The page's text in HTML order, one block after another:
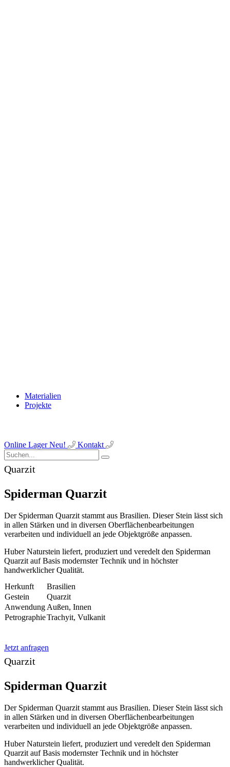
Materialien
Projekte
Online LagerNeu! Kontakt
Quarzit
Spiderman Quarzit
Der Spiderman Quarzit stammt aus Brasilien. Dieser Stein lässt sich
in allen Stärken und in diversen Oberflächenbearbeitungen
verarbeiten und individuell an jede Objektgröße anpassen.
Huber Naturstein liefert, produziert und veredelt den Spiderman
Quarzit auf Basis modernster Technik und in höchster
handwerklicher Qualität.
Herkunft
Brasilien
Gestein
Quarzit
Anwendung Außen, Innen
PetrographieTrachyit, Vulkanit
Jetzt anfragen
Quarzit
Spiderman Quarzit
Der Spiderman Quarzit stammt aus Brasilien. Dieser Stein lässt sich
in allen Stärken und in diversen Oberflächenbearbeitungen
verarbeiten und individuell an jede Objektgröße anpassen.
Huber Naturstein liefert, produziert und veredelt den Spiderman
Quarzit auf Basis modernster Technik und in höchster
handwerklicher Qualität.